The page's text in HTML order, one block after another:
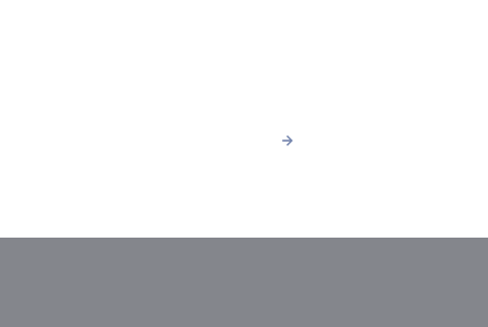
arrow_forward
arrow_forward